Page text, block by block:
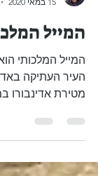
המייל
המייל המלכותי
העיר העתיקה
מטירת אדינבורו